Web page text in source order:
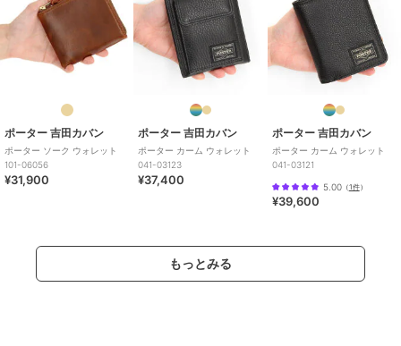
ポーター 吉田カバン
ポーター ソーク ウォレット
101-06056
¥31,900
ポーター 吉田カバン
ポーター カーム ウォレット
041-03123
¥37,400
ポーター 吉田カバン
ポーター カーム ウォレット
041-03121
5.00（1件）
¥39,600
もっとみる